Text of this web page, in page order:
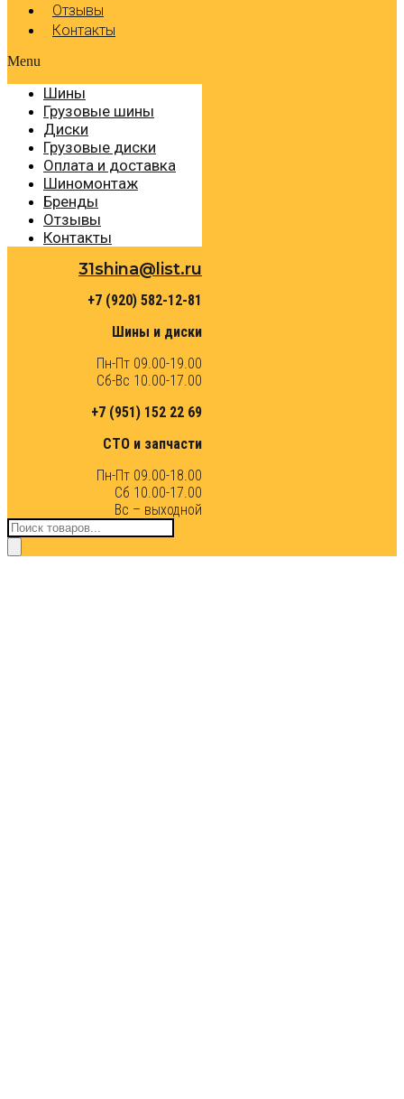
Отзывы
Контакты
Menu
Шины
Грузовые шины
Диски
Грузовые диски
Оплата и доставка
Шиномонтаж
Бренды
Отзывы
Контакты
31shina@list.ru
+7 (920) 582-12-81
Шины и диски
Пн-Пт 09.00-19.00
Сб-Вс 10.00-17.00
+7 (951) 152 22 69
СТО и запчасти
Пн-Пт 09.00-18.00
Сб 10.00-17.00
Вс – выходной
Поиск
товаров